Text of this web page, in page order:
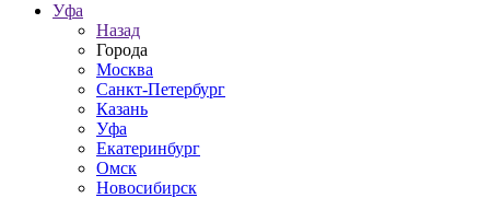
Уфа
Назад
Города
Москва
Санкт-Петербург
Казань
Уфа
Екатеринбург
Омск
Новосибирск